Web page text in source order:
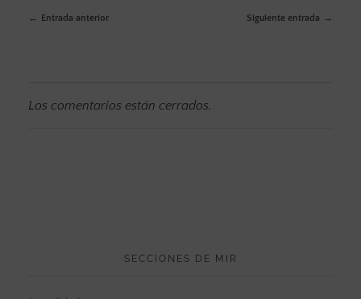
Entrada anterior Siguiente entrada
Los comentarios están cerrados.
SECCIONES DE MIR